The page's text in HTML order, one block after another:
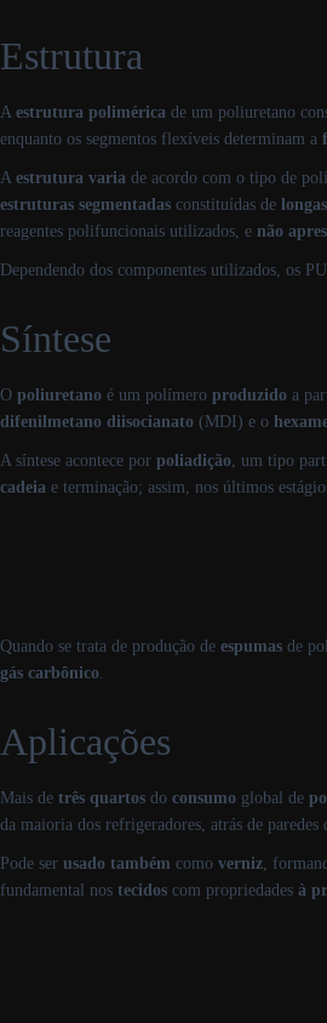
Estrutura
A estrutura polimérica de um poliuretano
enquanto os segmentos flexíveis determinam a
A estrutura varia de acordo com o tipo de
estruturas segmentadas constituídas de
reagentes polifuncionais utilizados, e não
Dependendo dos componentes utilizados, os
Síntese
O poliuretano é um polímero produzido a
difenilmetano diisocianato (MDI) e o
A síntese acontece por poliadição , um tipo
cadeia e terminação; assim, nos últimos
Quando se trata de produção de espumas de
gás carbônico
Aplicações
Mais de três quartos do consumo global de
da maioria dos refrigeradores, atrás de
Pode ser usado também como verniz ,
fundamental nos tecidos com propriedades à